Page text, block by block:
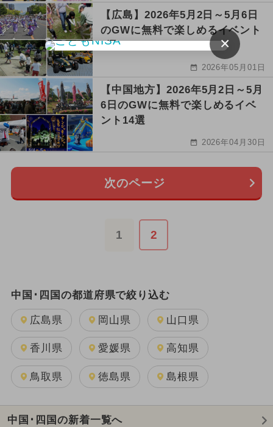
【広島】2026年5月2日～5月6日
のGWに無料で楽しめるイベント
8選
2026年05月01日
【中国地方】2026年5月2日～5月
6日のGWに無料で楽しめるイベ
ント14選
2026年04月30日
次のページ
1 2
中国･四国の都道府県で絞り込む
広島県 岡山県 山口県
香川県 愛媛県 高知県
鳥取県 徳島県 島根県
中国･四国の新着一覧へ
×